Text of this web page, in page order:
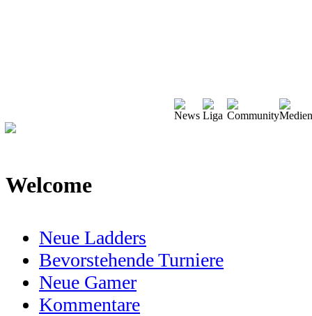
Welcome
Neue Ladders
Bevorstehende Turniere
Neue Gamer
Kommentare